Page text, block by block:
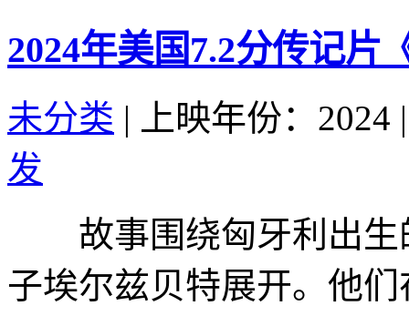
2024年美国7.2分传记片
未分类 | 上映年份：2024 |
发
故事围绕匈牙利出生
子埃尔兹贝特展开。他